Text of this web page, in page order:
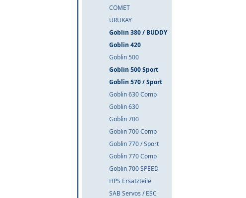
COMET
URUKAY
Goblin 380 / BUDDY
Goblin 420
Goblin 500
Goblin 500 Sport
Goblin 570 / Sport
Goblin 630 Comp
Goblin 630
Goblin 700
Goblin 700 Comp
Goblin 770 / Sport
Goblin 770 Comp
Goblin 700 SPEED
HPS Ersatzteile
SAB Servos / ESC